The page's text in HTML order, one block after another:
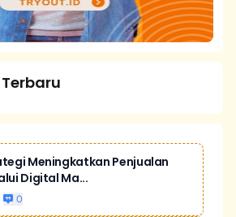
Meningkatkan Penjualan
Digital Ma...
0